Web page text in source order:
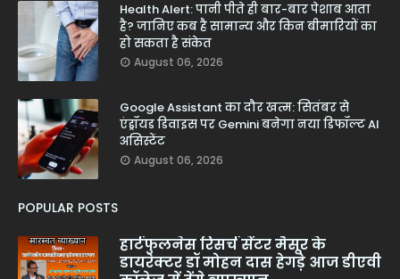
Health Alert: पानी पीते ही बार-बार पेशाब आता
है? जानिए कब है सामान्य और किन बीमारियों का
हो सकता है संकेत
August 06, 2026
Google Assistant का दौर खत्म: सितंबर से
एंड्रॉयड डिवाइस पर Gemini बनेगा नया डिफॉल्ट AI
असिस्टेंट
August 06, 2026
POPULAR POSTS
हार्टफुलनेस रिसर्च सेंटर मैसूर के
डायरेक्टर डॉ मोहन दास हेगड़े आज डीएवी